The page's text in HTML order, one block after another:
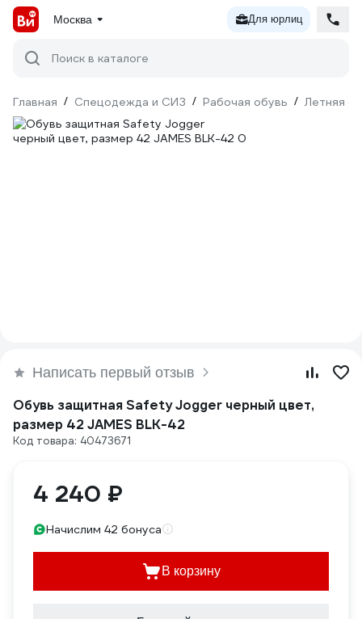
Москва Для юрлиц
Поиск в каталоге
Главная / Спецодежда и СИЗ / Рабочая обувь / Летняя
Написать первый отзыв
Обувь защитная Safety Jogger черный цвет,
размер 42 JAMES BLK-42
Код товара: 40473671
4 240 ₽
Начислим 42 бонуса
В корзину